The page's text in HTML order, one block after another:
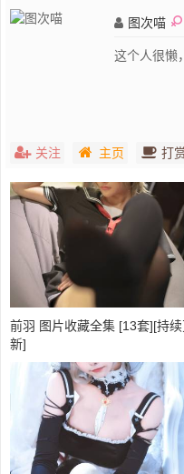
图次喵
这个人很懒
关注 主页 打
前羽 图片收藏全集 [13套][持续
新]